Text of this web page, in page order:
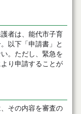
者は、能代市子育
以下「申請書」と
。ただし、緊急を
り申請することが
その内容を審査の